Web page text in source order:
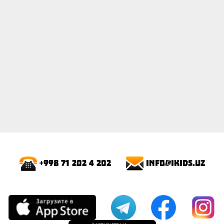
+998 71 202 4 202 info@ikids.uz